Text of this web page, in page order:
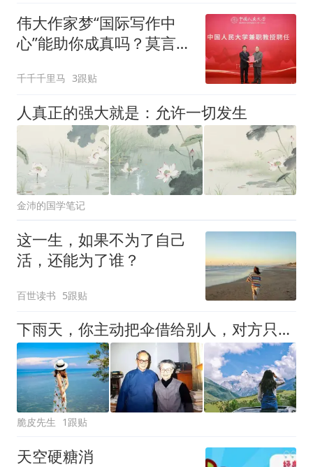
伟大作家梦“国际写作中
心”能助你成真吗？莫言刘
千千千里马 3跟贴
人真正的强大就是：允许一切发生
金沛的国学笔记
这一生，如果不为了自己
活，还能为了谁？
百世读书 5跟贴
下雨天，你主动把伞借给别人，对方只会感谢你一次。但如果你说：“我这把伞有点小，咱俩一起撑吧。” 他会记住你的好很久
脆皮先生 1跟贴
天空硬糖消